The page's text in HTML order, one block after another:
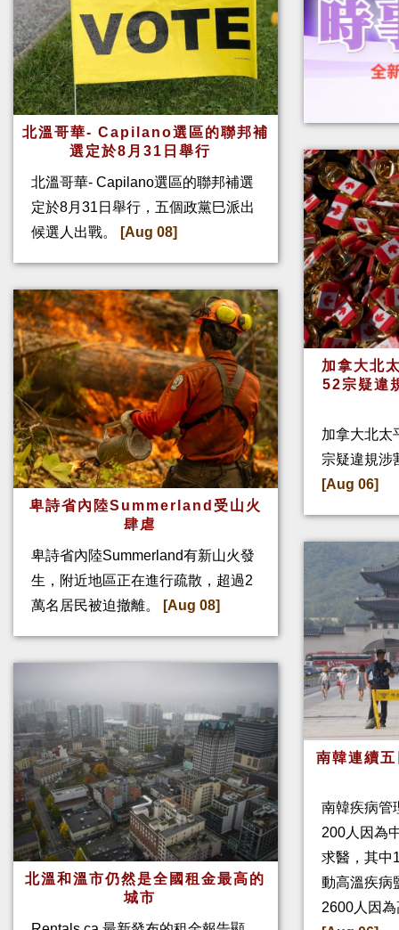
北溫哥華- Capilano選區的聯邦補
選定於8月31日舉行
北溫哥華- Capilano選區的聯邦補選
定於8月31日舉行，五個政黨巳派出
候選人出戰。
[Aug 08]
卑詩省內陸Summerland受山火
肆虐
卑詩省內陸Summerland有新山火發
生，附近地區正在進行疏散，超過2
萬名居民被迫撤離。
[Aug 08]
北溫和溫市仍然是全國租金最高的
城市
加拿大北
52宗疑違
加拿大北太
宗疑違規涉
[Aug 06]
南韓連續
南韓疾病管
200人因為
求醫，其中
動高溫疾病
2600人因